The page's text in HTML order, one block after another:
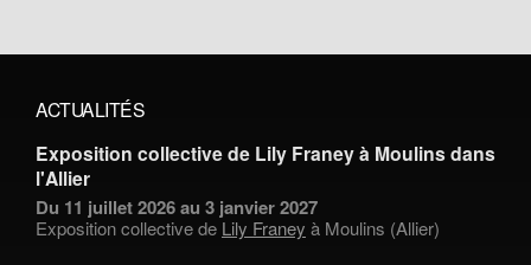
ACTUALITÉS
Exposition collective de Lily Franey à Moulins dans
l'Allier
Du 11 juillet 2026 au 3 janvier 2027
Exposition collective de Lily Franey à Moulins (Allier)